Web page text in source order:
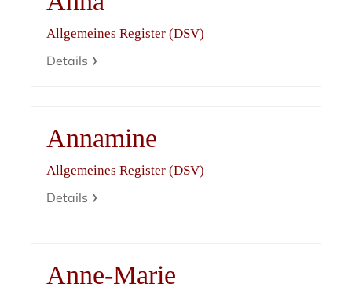
Allgemeines Register (DSV)
Details
Annamine
Allgemeines Register (DSV)
Details
Anne-Marie